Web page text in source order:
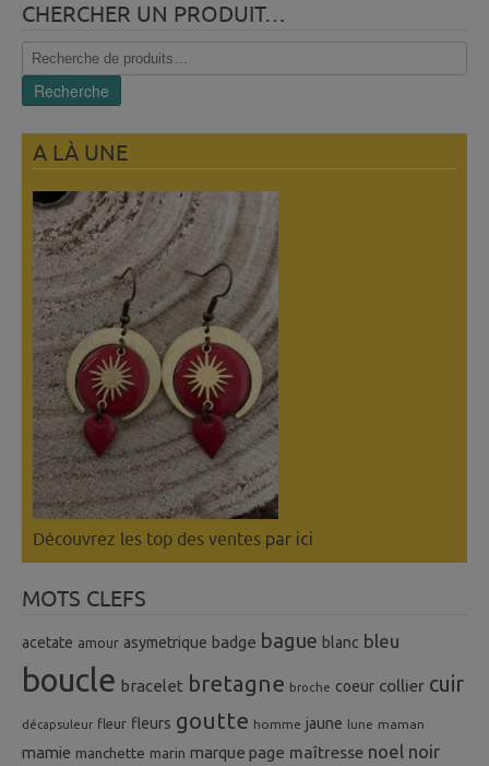
CHERCHER UN PRODUIT…
Recherche
pour :
Recherche
A LÀ UNE
Découvrez les top des ventes par ici
MOTS CLEFS
acetate amour asymetrique badge bague blanc bleu
boucle bracelet bretagne broche coeur collier cuir
décapsuleur fleur fleurs goutte homme jaune lune maman
mamie manchette marin marque page maîtresse noel noir